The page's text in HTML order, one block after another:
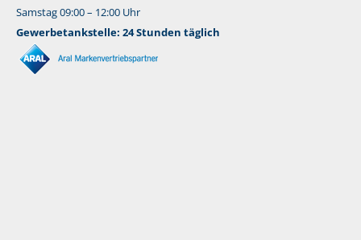
Samstag 09:00 – 12:00 Uhr
Gewerbetankstelle: 24 Stunden täglich